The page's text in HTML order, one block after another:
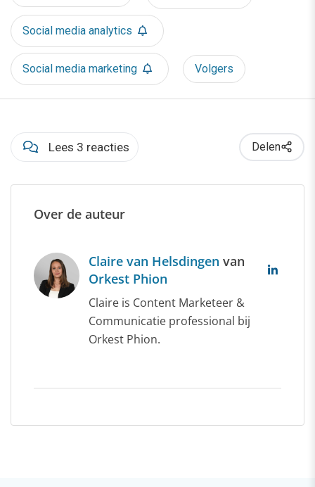
Social media analytics
Social media marketing Volgers
Lees 3 reacties Delen
Over de auteur
Claire van Helsdingen van
Orkest Phion
Claire is Content Marketeer &
Communicatie professional bij
Orkest Phion.